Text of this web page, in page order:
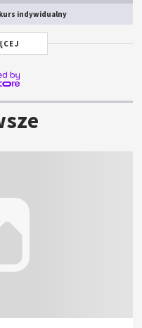
indywidualny